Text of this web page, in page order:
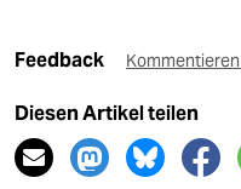
Feedback Kommentieren
Diesen Artikel teilen